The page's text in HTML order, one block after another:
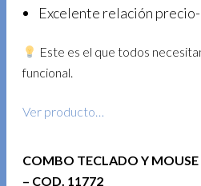
Excelente relación
Este es el que todos
funcional.
Ver producto…
COMBO TECLADO Y MOUSE
– COD. 11772